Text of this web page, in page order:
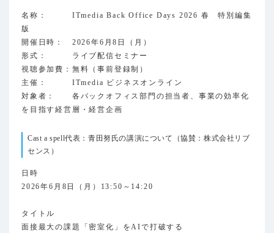
名称： ITmedia Back Office Days 2026 春 特別編集
版
開催日時： 2026年6月8日（月）
形式： ライブ配信セミナー
視聴参加費：無料（事前登録制）
主催： ITmedia ビジネスオンライン
対象者： 各バックオフィス部門の担当者、事業の効率化
を目指す経営層・経営企画
Cast a spell代表：青田努氏の講演について（協賛：株式会社リブ
センス）
日時
2026年6月8日（月）13:50～14:20
タイトル
面接最大の課題「密室化」をAIで打破する